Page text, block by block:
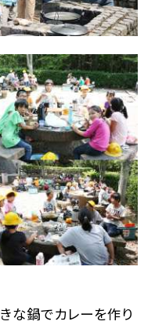
な鍋でカレーを作り